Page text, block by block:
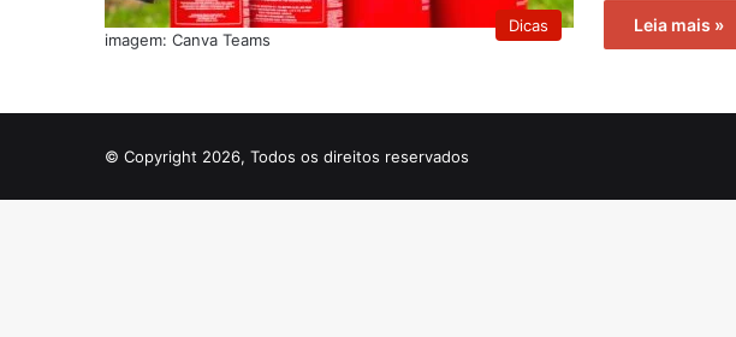
Dicas
imagem: Canva Teams
Leia mais »
© Copyright 2026, Todos os direitos reservados